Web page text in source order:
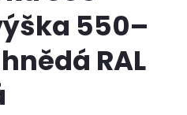
550–
RAL